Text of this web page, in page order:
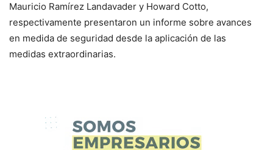
Mauricio Ramírez Landavader y Howard Cotto,
respectivamente presentaron un informe sobre avances
en medida de seguridad desde la aplicación de las
medidas extraordinarias.